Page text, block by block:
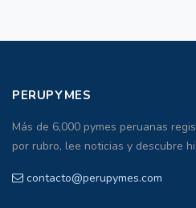
PERUPYMES
Más de 6,000 pymes peruanas
por rubro, lee noticias y descubre
contacto@perupymes.com